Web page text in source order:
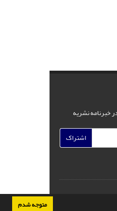
متوجه شدم
خبرنامه نشریه
اشتراک